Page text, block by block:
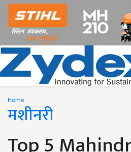
Home
मशीनरी